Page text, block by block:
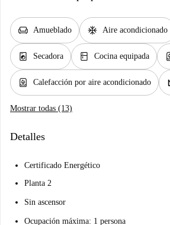
chair Amueblado ac_unit Aire acondicionado
local_laundry_service Secadora kitchen Cocina equipada
water_heater Calefacción por aire acondicionado
Mostrar todas (13)
Detalles
Certificado Energético
Planta 2
Sin ascensor
Ocupación máxima: 1 persona